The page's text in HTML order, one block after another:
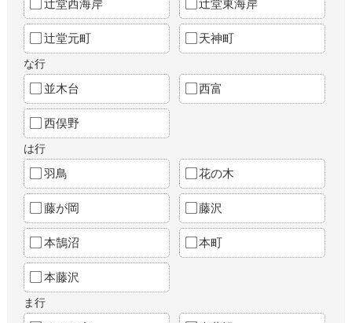
辻堂西海岸 辻堂東海岸
辻堂元町 天神町
な行
並木台 西富
西俣野
は行
羽鳥 花の木
藤が岡 藤沢
本鵠沼 本町
本藤沢
ま行